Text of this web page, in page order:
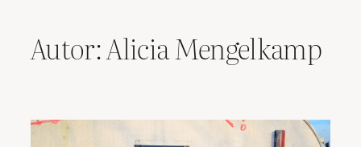
Autor:Alicia Mengelkamp